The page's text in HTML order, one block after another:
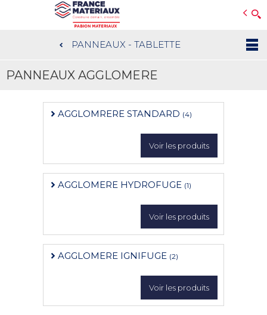
au
contenu
PANNEAUX - TABLETTE
PANNEAUX AGGLOMERE
AGGLOMRERE STANDARD (4)
Voir les produits
AGGLOMERE HYDROFUGE (1)
Voir les produits
AGGLOMERE IGNIFUGE (2)
Voir les produits